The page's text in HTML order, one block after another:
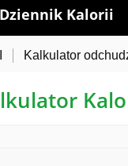
Dziennik Kalorii
Kalkulator